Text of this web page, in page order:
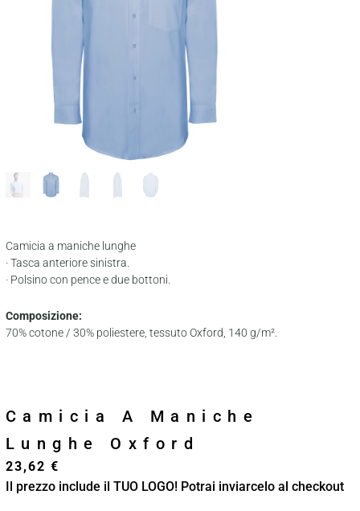
Camicia a maniche lunghe
· Tasca anteriore sinistra.
· Polsino con pence e due bottoni.
Composizione:
70% cotone / 30% poliestere, tessuto Oxford, 140 g/m².
Camicia A Maniche
Lunghe Oxford
23,62 €
Il prezzo include il TUO LOGO! Potrai inviarcelo al checkout